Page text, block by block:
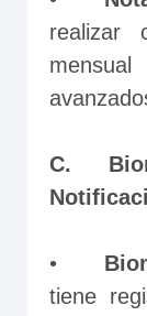
realizar
C.
tiene